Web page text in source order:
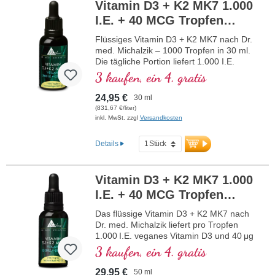
Zusätze und laborgeprüft in Deutschland
hergestellt.
mehr Informationen zu Vitamin D3 +
K2
Vitamin D3 + K2 MK7 1.000
I.E. + 40 MCG Tropfen
vegan (30 ml)
Flüssiges Vitamin D3 + K2 MK7 nach Dr.
med. Michalzik – 1000 Tropfen in 30 ml.
Die tägliche Portion liefert 1.000 I.E.
Vitamin D3 und 40 μg K2 (MK7 all-trans).
Diese optimale Kombination unterstützt
den Erhalt normaler Knochen, trägt zu
einer normalen Muskelfunktion sowie zur
normalen Funktion des Immunsystems
all-trans-Form vor – mindestens 99,7 %.
Gelöst in hochwertigem Bio-MCT-Öl für
Deutschland, vegan, ohne Zusätze und
laborgeprüft.
mehr Informationen zu Vitamin D3 +
K2
3 kaufen, ein 4. gratis
24,95 € 30 ml
(831,67 €/liter)
inkl. MwSt. zzgl Versandkosten
Details
Vitamin D3 + K2 MK7 1.000
I.E. + 40 MCG Tropfen
vegan (50 ml)
Das flüssige Vitamin D3 + K2 MK7 nach
Dr. med. Michalzik liefert pro Tropfen
1.000 I.E. veganes Vitamin D3 und 40 μg
Vitamin K2 (MK7 all-trans, mindestens
99,7 %). Die synergistische Kombination
unterstützt die normale Funktion von
3 kaufen, ein 4. gratis
29,95 € 50 ml